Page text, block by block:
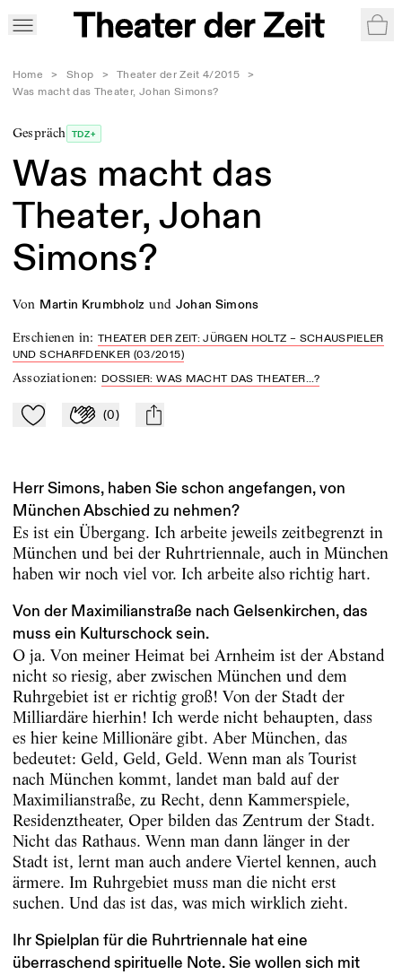
Home > Shop > Theater der Zeit 4/2015
>
Was macht das Theater, Johan Simons?
Gespräch TDZ+
Was macht das
Theater, Johan
Simons?
von Martin Krumbholz und Johan Simons
Erschienen in:THEATER DER ZEIT: JÜRGEN HOLTZ – SCHAUSPIELER
UND SCHARFDENKER (03/2015)
Assoziationen: DOSSIER: WAS MACHT DAS THEATER...?
Zu Mein-TdZ hinzufügen
Applaudieren
(0) mail
Herr Simons, haben Sie schon angefangen, von
München Abschied zu nehmen?
Es ist ein Übergang. Ich arbeite jeweils zeitbegrenzt in
München und bei der Ruhrtriennale, auch in München
haben wir noch viel vor. Ich arbeite also richtig hart.
Von der Maximilianstraße nach Gelsenkirchen, das
muss ein Kulturschock sein.
O ja. Von meiner Heimat bei Arnheim ist der Abstand
nicht so riesig, aber zwischen München und dem
Ruhrgebiet ist er richtig groß! Von der Stadt der
Milliardäre hierhin! Ich werde nicht behaupten, dass
es hier keine Millionäre gibt. Aber München, das
bedeutet: Geld, Geld, Geld. Wenn man als Tourist
nach München kommt, landet man bald auf der
Maximilianstraße, zu Recht, denn Kammerspiele,
Residenztheater, Oper bilden das Zentrum der Stadt.
Nicht das Rathaus. Wenn man dann länger in der
Stadt ist, lernt man auch andere Viertel kennen, auch
ärmere. Im Ruhrgebiet muss man die nicht erst
suchen. Und das ist das, was mich wirklich zieht.
Ihr Spielplan für die Ruhrtriennale hat eine
überraschend spirituelle Note. Sie wollen sich mit